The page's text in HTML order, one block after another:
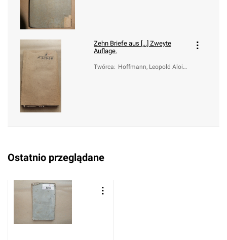
Zehn Briefe aus [...] Zweyte
Auflage.
Twórca: Hoffmann, Leopold Alois
Ostatnio przeglądane